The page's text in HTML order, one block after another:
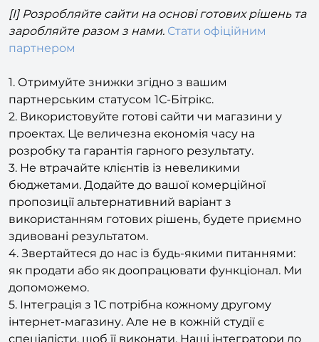
заробляйте разом з нами.
Стати офіційним
партнером
1. Отримуйте знижки згідно з вашим
партнерським статусом 1С-Бітрікс.
2. Використовуйте готові сайти чи магазини у
проектах. Це величезна економія часу на
розробку та гарантія гарного результату.
3. Не втрачайте клієнтів із невеликими
бюджетами. Додайте до вашої комерційної
пропозиції альтернативний варіант з
використанням готових рішень, будете приємно
здивовані результатом.
4. Звертайтеся до нас із будь-якими питаннями:
як продати або як доопрацювати функціонал. Ми
допоможемо.
5. Інтеграція з 1С потрібна кожному другому
інтернет-магазину. Але не в кожній студії є
спеціалісти, щоб її виконати. Наші інтегратори до
послуг.